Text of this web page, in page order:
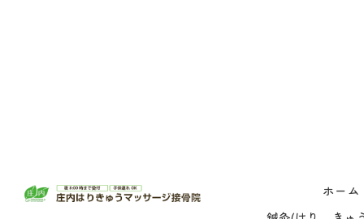
ホーム